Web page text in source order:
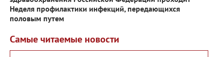
Неделя профилактики инфекций, передающихся
половым путем
Самые читаемые новости